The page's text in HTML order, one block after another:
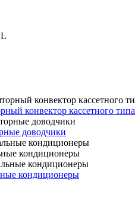
конвектор кассетного типа
доводчики
кондиционеры
кондиционеры